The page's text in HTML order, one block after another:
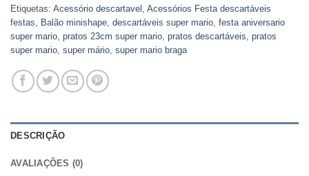
Etiquetas: Acessório descartavel , Acessórios Festa descartáveis
festas, Balão minishape, descartáveis super mario, festa aniversario
super mario, pratos 23cm super mario, pratos descartáveis, pratos
super mario, super mário, super mario braga
DESCRIÇÃO
AVALIAÇÕES (0)